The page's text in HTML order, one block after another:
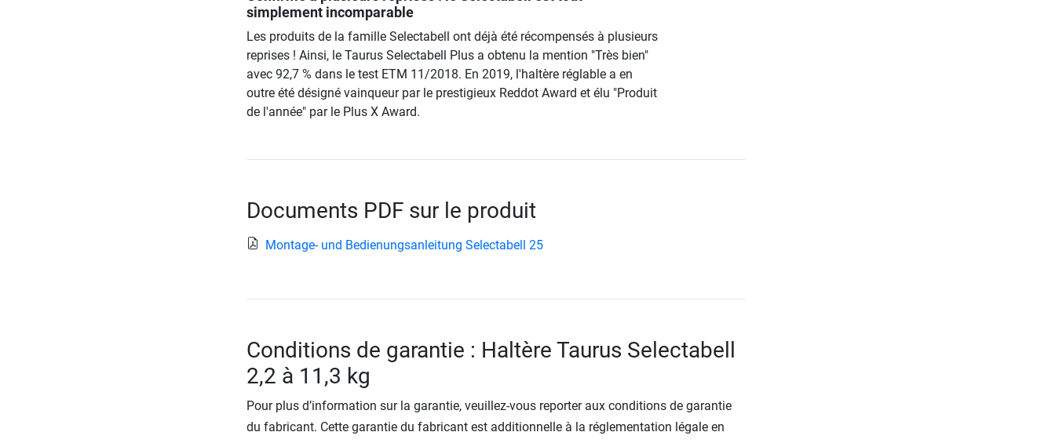
simplement incomparable
Les produits de la famille Selectabell ont déjà été récompensés à plusieurs
reprises ! Ainsi, le Taurus Selectabell Plus a obtenu la mention "Très bien"
avec 92,7 % dans le test ETM 11/2018. En 2019, l'haltère réglable a en
outre été désigné vainqueur par le prestigieux Reddot Award et élu "Produit
de l'année" par le Plus X Award.
Documents PDF sur le produit
Montage- und Bedienungsanleitung Selectabell 25
Conditions de garantie : Haltère Taurus Selectabell
2,2 à 11,3 kg
Pour plus d’information sur la garantie, veuillez-vous reporter aux conditions de garantie
du fabricant. Cette garantie du fabricant est additionnelle à la réglementation légale en